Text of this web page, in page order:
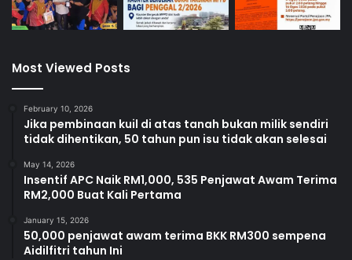
J
e
n
Most Viewed Posts
February 10, 2026
Jika pembinaan kuil di atas tanah bukan milik sendiri
tidak dihentikan, 50 tahun pun isu tidak akan selesai
May 14, 2026
Insentif APC Naik RM1,000, 535 Penjawat Awam Terima
RM2,000 Buat Kali Pertama
January 15, 2026
50,000 penjawat awam terima BKK RM300 sempena
Aidilfitri tahun Ini